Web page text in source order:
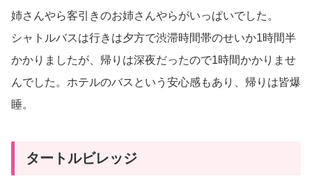
姉さんやら客引きのお姉さんやらがいっぱいでした。
シャトルバスは行きは夕方で渋滞時間帯のせいか1時間半
かかりましたが、帰りは深夜だったので1時間かかりませ
んでした。ホテルのバスという安心感もあり、帰りは皆爆
睡。
タートルビレッジ